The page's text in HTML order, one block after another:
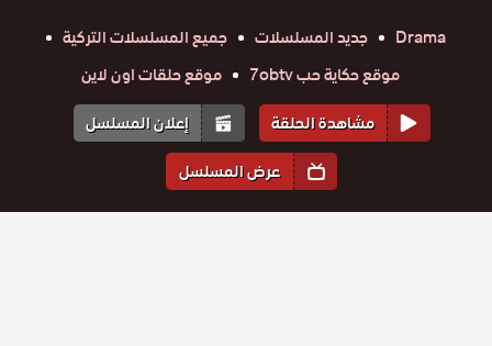
Drama
جديد المسلسلات
جميع المسلسلات التركية
موقع حكاية حب 7obtv
موقع حلقات اون لاين
مشاهدة الحلقة
إعلان المسلسل
عرض المسلسل